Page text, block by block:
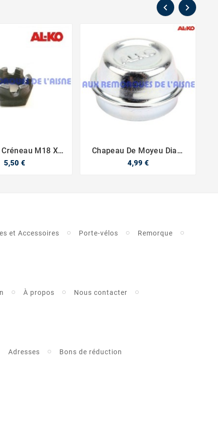
 
M18 X
1.5
5,50 €

Chapeau De Moyeu Diam
48
4,99 €
et Accessoires Porte-vélos Remorque
À propos Nous contacter
Adresses Bons de réduction